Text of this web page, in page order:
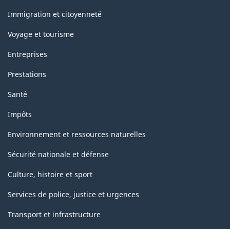
sujets
Immigration et citoyenneté
Voyage et tourisme
Entreprises
Prestations
Santé
Impôts
Environnement et ressources naturelles
Sécurité nationale et défense
Culture, histoire et sport
Services de police, justice et urgences
Transport et infrastructure